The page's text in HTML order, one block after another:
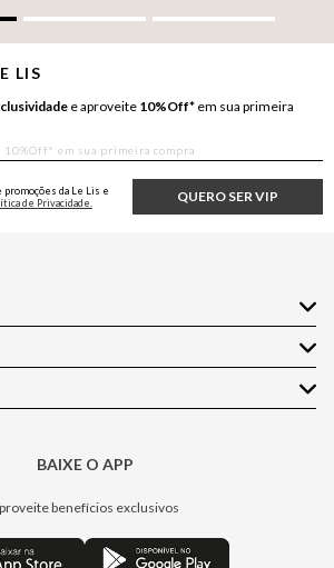
LIS
e aproveite 10%Off* em sua primeira
QUERO SER VIP
da Le Lis e
de Privacidade.
BAIXE O APP
benefícios exclusivos